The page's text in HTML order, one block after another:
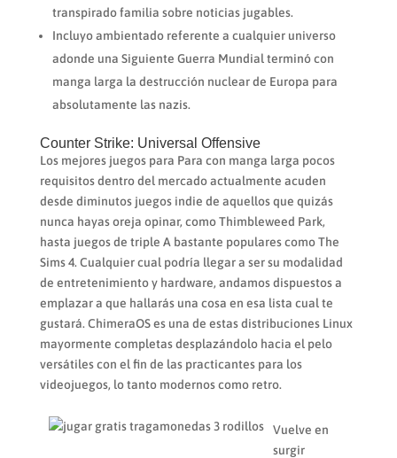
transpirado familia sobre noticias jugables.
Incluyo ambientado referente a cualquier universo
adonde una Siguiente Guerra Mundial terminó con
manga larga la destrucción nuclear de Europa para
absolutamente las nazis.
Counter Strike: Universal Offensive
Los mejores juegos para Para con manga larga pocos
requisitos dentro del mercado actualmente acuden
desde diminutos juegos indie de aquellos que quizás
nunca hayas oreja opinar, como Thimbleweed Park,
hasta juegos de triple A bastante populares como The
Sims 4. Cualquier cual podrí­a llegar a ser su modalidad
de entretenimiento y hardware, andamos dispuestos a
emplazar a que hallarás una cosa en esa lista cual te
gustará. ChimeraOS es una de estas distribuciones Linux
mayormente completas desplazándolo hacia el pelo
versátiles con el fin de las practicantes para los
videojuegos, lo tanto modernos como retro.
Vuelve en
surgir